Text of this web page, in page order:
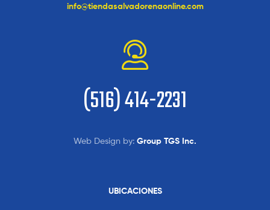
info@tiendasalvadorenaonline.com
(516) 414-2231
Web Design by: Group TGS Inc.
UBICACIONES